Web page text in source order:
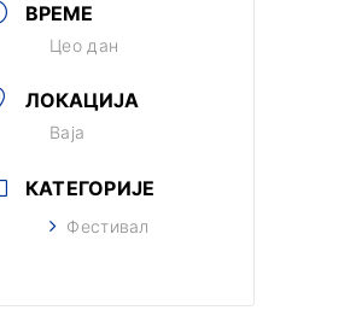
ВРЕМЕ
Цео дан
ЛОКАЦИЈА
Baja
КАТЕГОРИЈЕ
Фестивал